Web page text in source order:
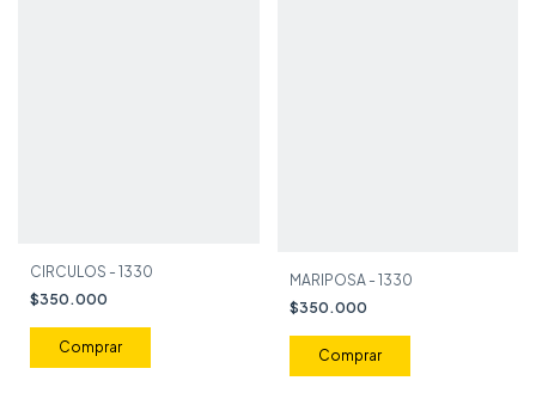
CIRCULOS - 1330
$350.000
MARIPOSA - 1330
$350.000